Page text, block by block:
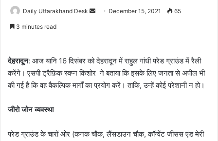
Daily Uttarakhand Desk
Send December 15, 2021 65
3 minutes read
देहरादून: आज यानि 16 दिसंबर को देहरादून में राहुल गांधी परेड ग्राउंड में रैली
करेंगे। एसपी ट्रैफ़िक स्वप्न किशोर ने बताया कि इसके लिए जनता से अपील भी
की गई है कि वह वैकल्पिक मार्गों का प्रयोग करें। ताकि, उन्हें कोई परेशानी न हो।
जीरो जोन व्यवस्था
परेड ग्राउंड के चारों ओर (कनक चौक, लैंसडाउन चौक, कॉन्वेंट जीसस एंड मेरी